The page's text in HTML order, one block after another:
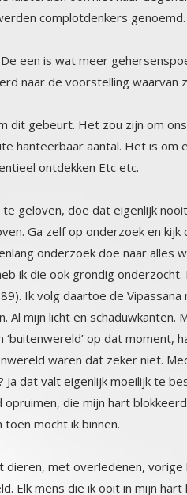
complotdenkers genoemd.
een is wat meer
naar de voorstelling waarvan
dit gebeurt. Het zou zijn om
hanteerbaar aantal. Het is
ontdekken Etc etc.
geloven, doe dat eigenlijk
Ga zelf op onderzoek en
onderzoek doe naar
ik die ook grondig
Ik volg daartoe de
mijn licht en schaduwkanten.
‘buitenwereld’ op dat
waren dat zeker niet.
dat valt eigenlijk moeilijk te
opruimen, die mijn hart
mocht ik binnen.
met overledenen,
Elk mens die ik ooit in mijn
van dingen die ik daar zag en
zoals een mevrouw
mag het veroordelen.
veroordelen kan altijd nog.
dat geeft me zoveel rust dat